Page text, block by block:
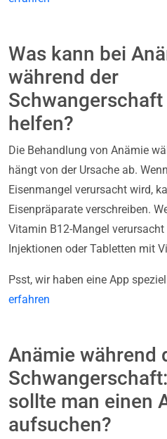
Was kann bei
während der
Schwangerschaft
helfen?
Die Behandlung von Anämie
hängt von der Ursache ab.
Eisenmangel verursacht wird,
Eisenpräparate verschreiben.
Vitamin B12-Mangel
Injektionen oder Tabletten mit
Psst, wir haben eine App
erfahren
Anämie während
sollte man einen
aufsuchen?